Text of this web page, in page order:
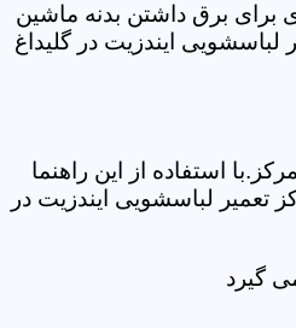
برق داشتن بدنه ماشین
ایندزیت در گلیداغ
استفاده از این راهنما
لباسشویی ایندزیت در
گیرد